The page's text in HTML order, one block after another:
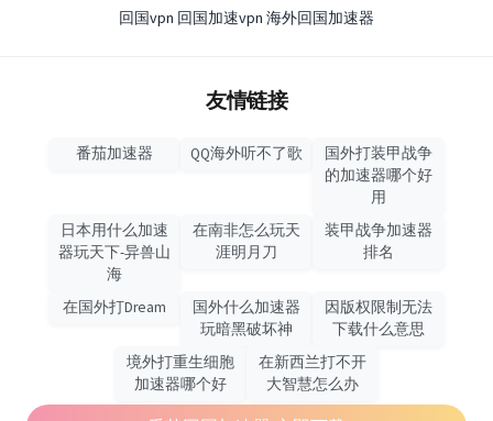
回国vpn 回国加速vpn 海外回国加速器
友情链接
番茄加速器 QQ海外听不了歌
国外打装甲战争
的加速器哪个好
用
日本用什么加速
器玩天下-异兽山
海
在南非怎么玩天
涯明月刀
装甲战争加速器
排名
在国外打Dream
国外什么加速器
玩暗黑破坏神
因版权限制无法
下载什么意思
境外打重生细胞
加速器哪个好
在新西兰打不开
大智慧怎么办